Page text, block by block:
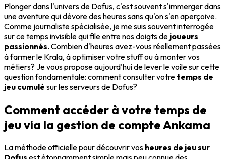
Plonger dans l'univers de Dofus, c'est souvent s'immerger dans
une aventure qui dévore des heures sans qu'on s'en aperçoive.
Comme journaliste spécialisée, je me suis souvent interrogée
sur ce temps invisible qui file entre nos doigts de joueurs
passionnés. Combien d'heures avez-vous réellement passées
à farmer le Krala, à optimiser votre stuff ou à monter vos
métiers? Je vous propose aujourd'hui de lever le voile sur cette
question fondamentale: comment consulter votre temps de
jeu cumulé sur les serveurs de Dofus?
Comment accéder à votre temps de
jeu via la gestion de compte Ankama
La méthode officielle pour découvrir vos heures de jeu sur